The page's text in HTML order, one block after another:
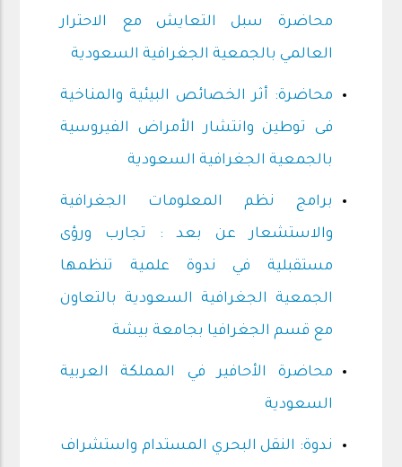
محاضرة سبل التعايش مع الاحترار
العالمي بالجمعية الجغرافية السعودية
محاضرة: أثر الخصائص البيئية والمناخية
فى توطين وانتشار الأمراض الفيروسية
بالجمعية الجغرافية السعودية
برامج نظم المعلومات الجغرافية
والاستشعار عن بعد : تجارب ورؤى
مستقبلية في ندوة علمية تنظمها
الجمعية الجغرافية السعودية بالتعاون
مع قسم الجغرافيا بجامعة بيشة
محاضرة الأحافير في المملكة العربية
السعودية
ندوة: النقل البحري المستدام واستشراف